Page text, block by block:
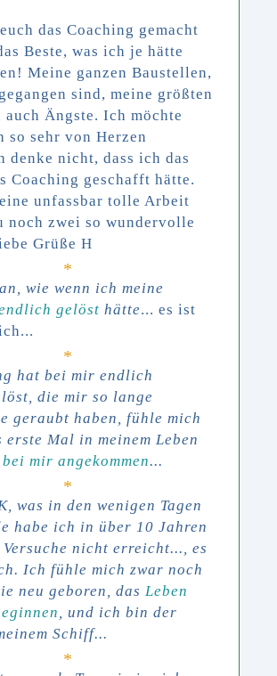
das Coaching gemacht
Beste, was ich je hätte
Meine ganzen Baustellen,
sind, meine größten
auch Ängste. Ich möchte
so sehr von Herzen
denke nicht, dass ich das
Coaching geschafft hätte.
unfassbar tolle Arbeit
noch zwei so wundervolle
Grüße H
*
wie wenn ich meine
gelöst hätte... es ist
...
*
hat bei mir endlich
die mir so lange
geraubt haben, fühle mich
erste Mal in meinem Leben
mir angekommen...
*
was in den wenigen Tagen
habe ich in über 10 Jahren
nicht erreicht..., es
. Ich fühle mich zwar noch
neu geboren, das Leben
, und ich bin der
Schiff...
*